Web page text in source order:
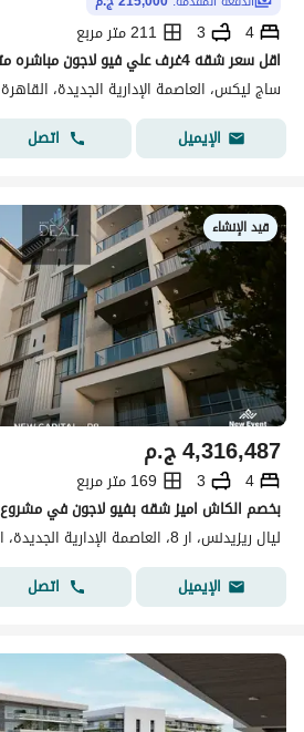
4
3
211 متر مربع
ساج ليكس، العاصمة الإدارية الجديدة، القاهرة
الإيميل
اتصل
قيد الإنشاء
ج.م4,316,487
4
3
169 متر مربع
ليال ريزيدنس، ار 8، العاصمة الإدارية الجديدة، القاهرة
الإيميل
اتصل